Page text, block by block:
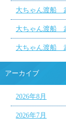
大ちゃん渡船
大ちゃん渡船
大ちゃん渡船
アーカイブ
2026年8月
2026年7月